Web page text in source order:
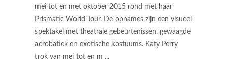
mei tot en met oktober 2015 rond met haar
Prismatic World Tour. De opnames zijn een visueel
spektakel met theatrale gebeurtenissen, gewaagde
acrobatiek en exotische kostuums. Katy Perry
trok van mei tot en m ...